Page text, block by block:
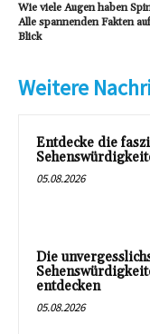
Wie viele Augen haben
Alle spannenden Fakten
Blick
Weitere
Entdecke die
05.08.2026
Die
entdecken
05.08.2026